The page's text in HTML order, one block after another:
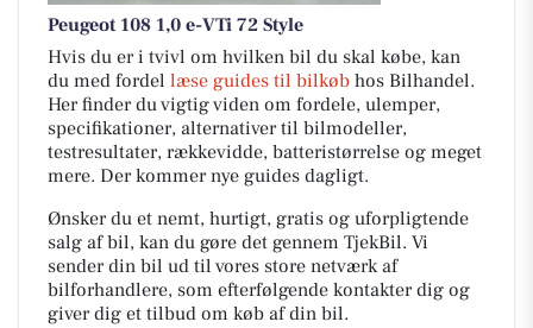
Peugeot 108 1,0 e-VTi 72 Style
Hvis du er i tvivl om hvilken bil du skal købe, kan
du med fordel læse guides til bilkøb hos Bilhandel.
Her finder du vigtig viden om fordele, ulemper,
specifikationer, alternativer til bilmodeller,
testresultater, rækkevidde, batteristørrelse og meget
mere. Der kommer nye guides dagligt.
Ønsker du et nemt, hurtigt, gratis og uforpligtende
salg af bil, kan du gøre det gennem TjekBil. Vi
sender din bil ud til vores store netværk af
bilforhandlere, som efterfølgende kontakter dig og
giver dig et tilbud om køb af din bil.